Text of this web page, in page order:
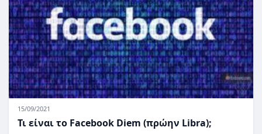
15/09/2021
Τι είναι το Facebook Diem (πρώην Libra);